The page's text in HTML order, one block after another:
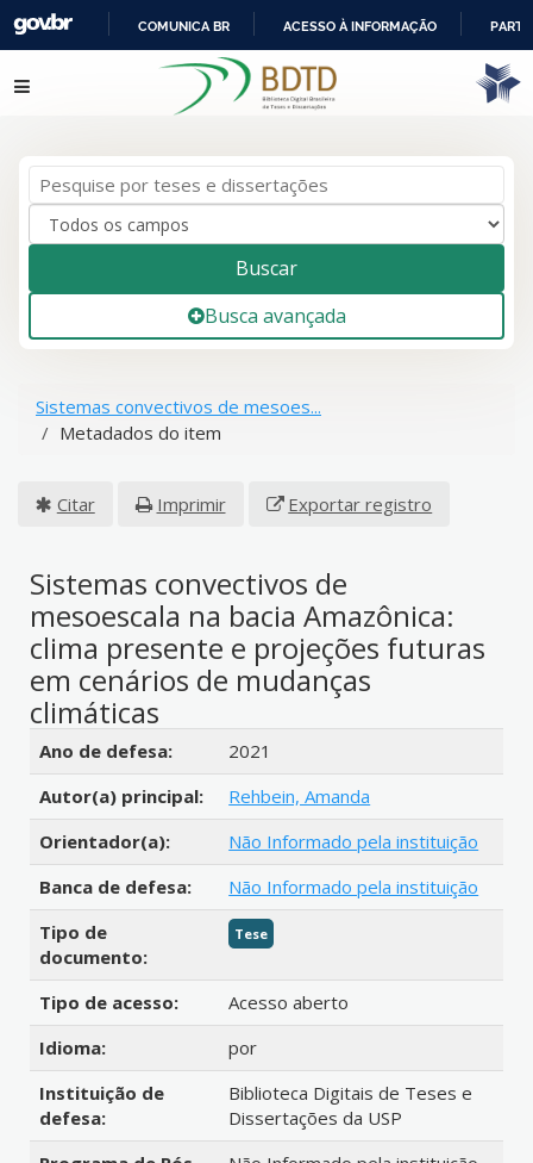
IR
PARA
COMUNICA BR ACESSO À INFORMAÇÃO
Pular para o conteúdo
Buscar
Busca avançada
Sistemas convectivos de mesoes...
Metadados do item
Citar Imprimir Exportar registro
Sistemas convectivos de
mesoescala na bacia Amazônica:
clima presente e projeções futuras
em cenários de mudanças
climáticas
Detalhes bibliográficos
Ano de defesa:
2021
Autor(a) principal:
Rehbein, Amanda
Orientador(a):
Não Informado pela instituição
Banca de defesa:
Não Informado pela instituição
Tipo de
documento:
Tese
Tipo de acesso:
Acesso aberto
Idioma:
por
Instituição de
defesa:
Biblioteca Digitais de Teses e
Dissertações da USP